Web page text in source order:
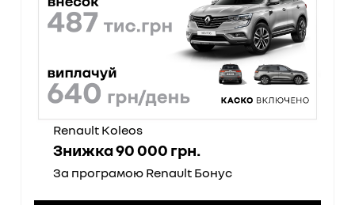
Renault Koleos
Знижка 90 000 грн.
За програмою Renault Бонус